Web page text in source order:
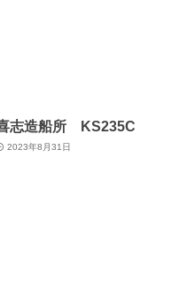
志造船所 KS235C
2023年8月31日